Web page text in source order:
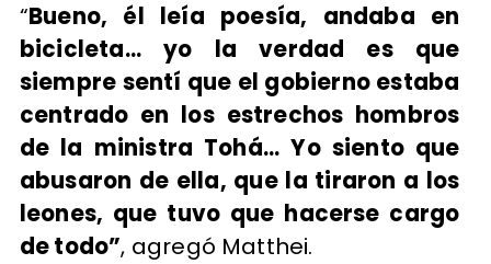
“Bueno, él leía poesía, andaba en
bicicleta... yo la verdad es que
siempre sentí que el gobierno estaba
centrado en los estrechos hombros
de la ministra Tohá... Yo siento que
abusaron de ella, que la tiraron a los
leones, que tuvo que hacerse cargo
de todo”, agregó Matthei.